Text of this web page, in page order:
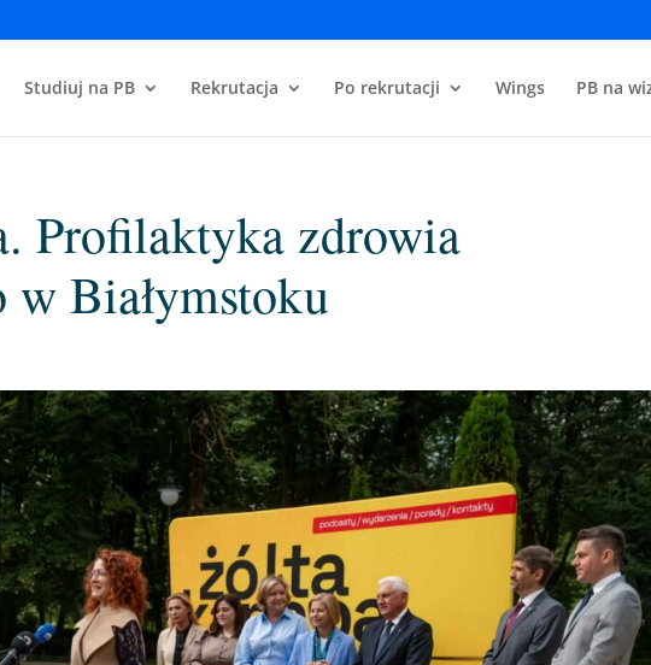
Studiuj na PB Rekrutacja Po rekrutacji Wings PB na
Profilaktyka zdrowia
w Białymstoku